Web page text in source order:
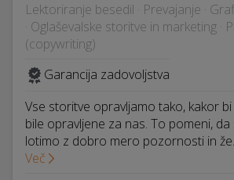
Lektoriranje besedil · Prevajanje ·
· Oglaševalske storitve in marketing ·
(copywriting)
Garancija zadovoljstva
Vse storitve opravljamo tako, kakor bi
bile opravljene za nas. To pomeni,
lotimo z dobro mero pozornosti in
Več